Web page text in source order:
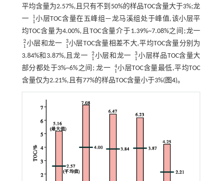
平均含量为2.57%,且只有不到50%的样品TOC含量大于3%;龙
一
1
111
小层TOC含量在五峰组—龙马溪组处于峰值,该小层平
均TOC含量为4.00%,且TOC含量介于1.39%~7.08%之间;龙一
2
1
12
小层和龙一 3
1
13
小层TOC含量相差不大,平均TOC含量分别为
3.84%和3.87%,且龙一
2
1
12
小层和龙一 3
1
13
小层样品TOC含量大
部分都处于3%~6%之间; 龙一
4
114
小层TOC含量最低,平均TOC
含量仅为2.21%,且有77%的样品TOC含量小于3%(图4)。